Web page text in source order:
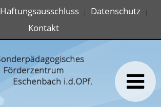
Haftungsausschluss | Datenschutz |
Kontakt